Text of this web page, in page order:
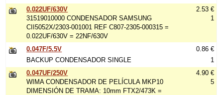
0.022UF/630V
31519010000 CONDENSADOR SAMSUNG
CII5052X/2303-001001 REF C807-2305-000315 =
0.022UF/630V = 22NF/630V
2.53 €
1
0.047F/5.5V
BACKUP CONDENSADOR SINGLE
0.86 €
1
0.047UF/250V
WIMA CONDENSADOR DE PELÍCULA MKP10
DIMENSIÓN DE TRAMA: 10mm FTX2/473K =
4.90 €
5